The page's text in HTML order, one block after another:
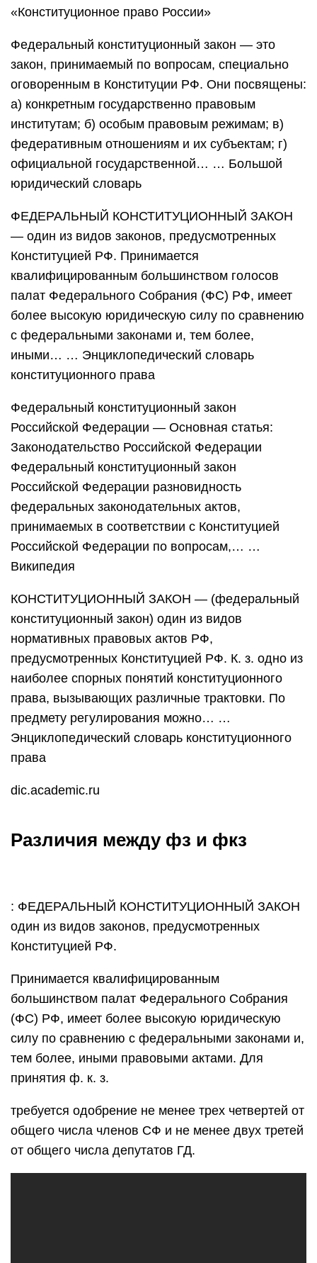
«Конституционное право России»
Федеральный конституционный закон — это
закон, принимаемый по вопросам, специально
оговоренным в Конституции РФ. Они посвящены:
а) конкретным государственно правовым
институтам; б) особым правовым режимам; в)
федеративным отношениям и их субъектам; г)
официальной государственной… … Большой
юридический словарь
ФЕДЕРАЛЬНЫЙ КОНСТИТУЦИОННЫЙ ЗАКОН
— один из видов законов, предусмотренных
Конституцией РФ. Принимается
квалифицированным большинством голосов
палат Федерального Собрания (ФС) РФ, имеет
более высокую юридическую силу по сравнению
с федеральными законами и, тем более,
иными… … Энциклопедический словарь
конституционного права
Федеральный конституционный закон
Российской Федерации — Основная статья:
Законодательство Российской Федерации
Федеральный конституционный закон
Российской Федерации разновидность
федеральных законодательных актов,
принимаемых в соответствии с Конституцией
Российской Федерации по вопросам,… …
Википедия
КОНСТИТУЦИОННЫЙ ЗАКОН — (федеральный
конституционный закон) один из видов
нормативных правовых актов РФ,
предусмотренных Конституцией РФ. К. з. одно из
наиболее спорных понятий конституционного
права, вызывающих различные трактовки. По
предмету регулирования можно… …
Энциклопедический словарь конституционного
права
dic.academic.ru
Различия между фз и фкз
: ФЕДЕРАЛЬНЫЙ КОНСТИТУЦИОННЫЙ ЗАКОН
один из видов законов, предусмотренных
Конституцией РФ.
Принимается квалифицированным
большинством палат Федерального Собрания
(ФС) РФ, имеет более высокую юридическую
силу по сравнению с федеральными законами и,
тем более, иными правовыми актами. Для
принятия ф. к. з.
требуется одобрение не менее трех четвертей от
общего числа членов СФ и не менее двух третей
от общего числа депутатов ГД.